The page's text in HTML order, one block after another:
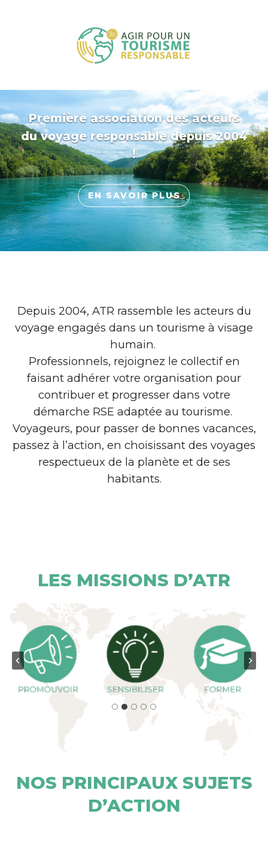
Première association des acteurs
du voyage responsable depuis 2004
!
EN SAVOIR PLUS
Depuis 2004, ATR rassemble les acteurs du
voyage engagés dans un tourisme à visage
humain.
Professionnels, rejoignez le collectif en
faisant adhérer votre organisation pour
contribuer et progresser dans votre
démarche RSE adaptée au tourisme.
Voyageurs, pour passer de bonnes vacances,
passez à l’action, en choisissant des voyages
respectueux de la planète et de ses
habitants.
LES MISSIONS D’ATR
NOS PRINCIPAUX SUJETS
D’ACTION